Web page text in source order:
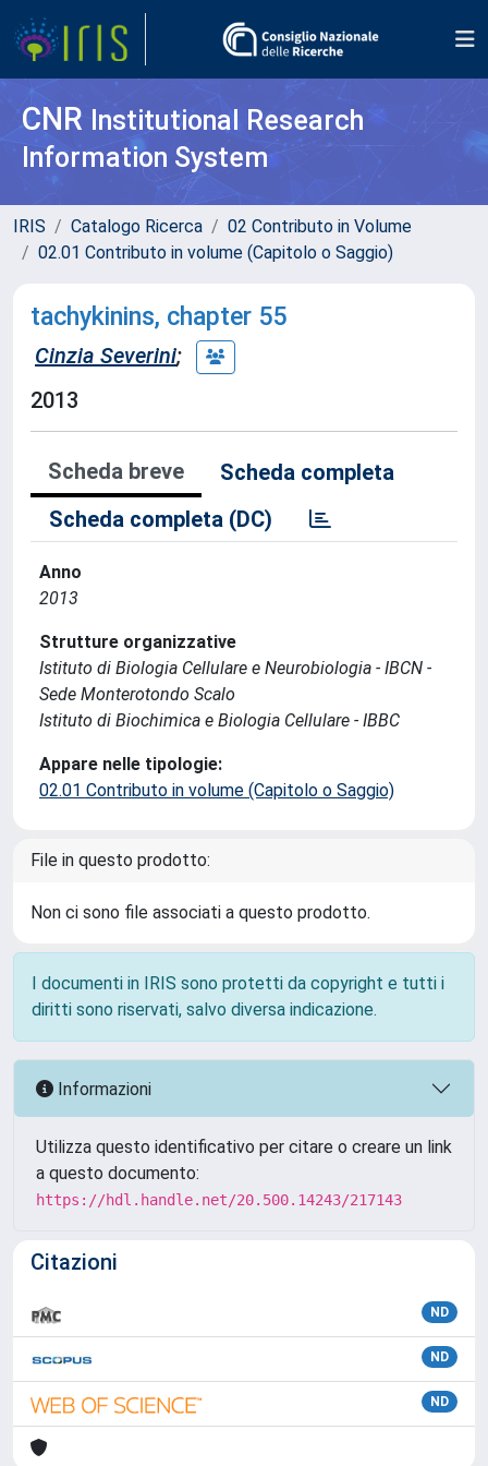
CNR Institutional Research
Information System
IRIS Catalogo Ricerca
02 Contributo in Volume
02.01 Contributo in volume (Capitolo o Saggio)
tachykinins, chapter 55
Cinzia Severini;
2013
Scheda breve
Scheda completa
Scheda completa (DC)
Anno
2013
Strutture organizzative
Istituto di Biologia Cellulare e Neurobiologia - IBCN -
Sede Monterotondo Scalo
Istituto di Biochimica e Biologia Cellulare - IBBC
Appare nelle tipologie:
02.01 Contributo in volume (Capitolo o Saggio)
File in questo prodotto:
Non ci sono file associati a questo prodotto.
I documenti in IRIS sono protetti da copyright e tutti i
diritti sono riservati, salvo diversa indicazione.
Informazioni
Utilizza questo identificativo per citare o creare un link
a questo documento:
https://hdl.handle.net/20.500.14243/217143
Citazioni
ND
ND
ND